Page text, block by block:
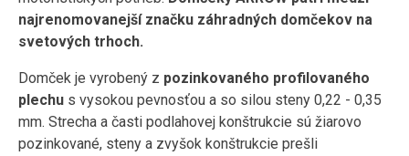
najrenomovanejší značku záhradných domčekov na
svetových trhoch.
Domček je vyrobený z pozinkovaného profilovaného
plechu s vysokou pevnosťou a so silou steny 0,22 - 0,35
mm. Strecha a časti podlahovej konštrukcie sú žiarovo
pozinkované, steny a zvyšok konštrukcie prešli